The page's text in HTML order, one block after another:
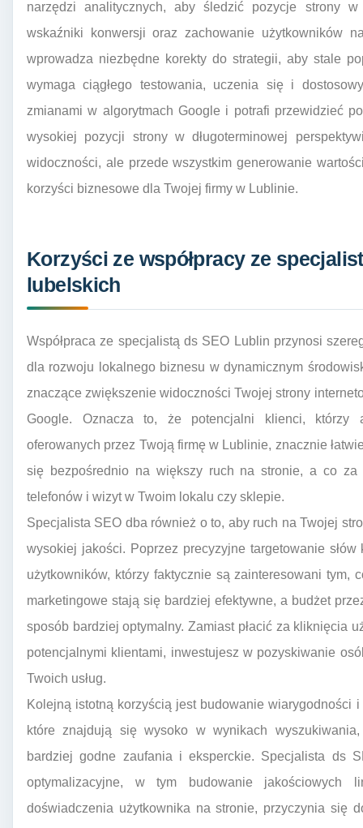
narzędzi analitycznych, aby śledzić pozycje strony
wskaźniki konwersji oraz zachowanie użytkowników
wprowadza niezbędne korekty do strategii, aby stale
wymaga ciągłego testowania, uczenia się i
zmianami w algorytmach Google i potrafi przewidzieć
wysokiej pozycji strony w długoterminowej
widoczności, ale przede wszystkim generowanie
korzyści biznesowe dla Twojej firmy w Lublinie.
Korzyści ze współpracy ze
lubelskich
Współpraca ze specjalistą ds SEO Lublin przynosi
dla rozwoju lokalnego biznesu w dynamicznym
znaczące zwiększenie widoczności Twojej strony
Google. Oznacza to, że potencjalni klienci, którzy
oferowanych przez Twoją firmę w Lublinie, znacznie
się bezpośrednio na większy ruch na stronie, a co
telefonów i wizyt w Twoim lokalu czy sklepie.
Specjalista SEO dba również o to, aby ruch na Twojej
wysokiej jakości. Poprzez precyzyjne targetowanie
użytkowników, którzy faktycznie są zainteresowani tym,
marketingowe stają się bardziej efektywne, a budżet
sposób bardziej optymalny. Zamiast płacić za kliknięcia
potencjalnymi klientami, inwestujesz w pozyskiwanie
Twoich usług.
Kolejną istotną korzyścią jest budowanie wiarygodności
które znajdują się wysoko w wynikach
bardziej godne zaufania i eksperckie. Specjalista ds
optymalizacyjne, w tym budowanie
doświadczenia użytkownika na stronie, przyczynia się